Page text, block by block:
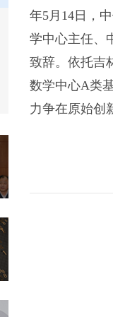
年5月14日，
学中心主任、
致辞。依托吉
数学中心A类
力争在原始创